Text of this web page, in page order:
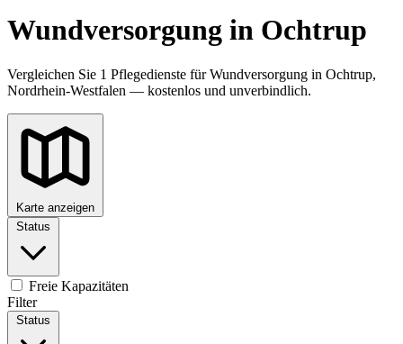
Wundversorgung in Ochtrup
Vergleichen Sie 1 Pflegedienste für Wundversorgung in Ochtrup,
Nordrhein-Westfalen — kostenlos und unverbindlich.
Karte anzeigen
Status
Freie Kapazitäten
Filter
Status